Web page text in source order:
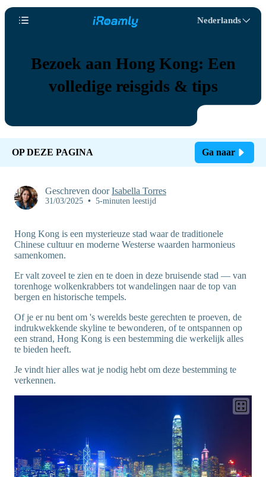
Nederlands
Bezoek aan Hong Kong: Een
volledige reisgids & tips
OP DEZE PAGINA Ga naar
Geschreven doorIsabella Torres
31/03/2025 • 5-minuten leestijd
Hong Kong is een mysterieuze stad waar de traditionele
Chinese cultuur en moderne Westerse waarden harmonieus
samenkomen.
Er valt zoveel te zien en te doen in deze bruisende stad — van
torenhoge wolkenkrabbers tot wandelingen naar de top van
bergen en historische tempels.
Of je er nu bent om 's werelds beste gerechten te proeven, de
indrukwekkende skyline te bewonderen, of te ontspannen op
een strand, Hong Kong is een bestemming die werkelijk alles
te bieden heeft.
Je vindt hier alles wat je nodig hebt om deze bestemming te
verkennen.